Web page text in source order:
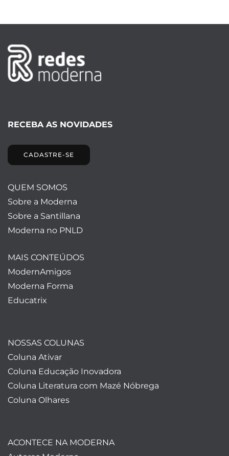
RECEBA AS NOVIDADES
CADASTRE-SE
QUEM SOMOS
Sobre a Moderna
Sobre a Santillana
Moderna no PNLD
MAIS CONTEÚDOS
ModernAmigos
Moderna Forma
Educatrix
NOSSAS COLUNAS
Coluna Ativar
Coluna Educação Inovadora
Coluna Literatura com Mazé Nóbrega
Coluna Olhares
ACONTECE NA MODERNA